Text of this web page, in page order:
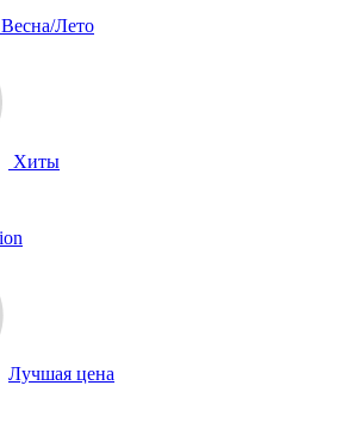
Весна/Лето
Хиты
Лучшая цена